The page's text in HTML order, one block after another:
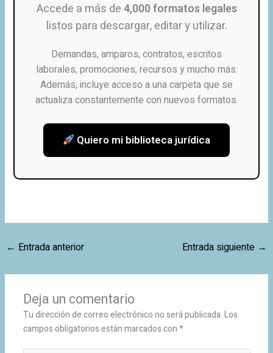
Accede a más de4,000 formatos legales
listos para descargar, editar y utilizar.
Demandas, amparos, contratos, escritos
laborales, promociones, recursos y mucho más.
Además, incluye acceso a una carpeta que se
actualiza constantemente con nuevos formatos.
Quiero mi biblioteca jurídica
← Entrada anterior Entrada siguiente →
Deja un comentario
Tu dirección de correo electrónico no será publicada.Los
campos obligatorios están marcados con*